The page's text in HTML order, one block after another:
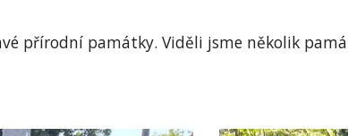
přírodní památky. Viděli jsme několik